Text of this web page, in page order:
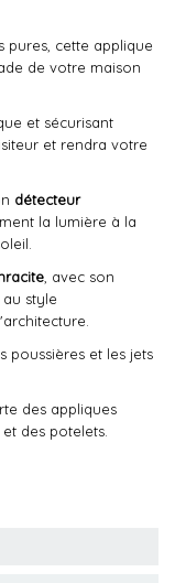
pures, cette applique
de votre maison
et sécurisant
et rendra votre
détecteur
la lumière à la
, avec son
style
poussières et les jets
des appliques
des potelets.